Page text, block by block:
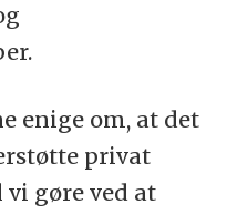
enige om, at det
privat
gøre ved at